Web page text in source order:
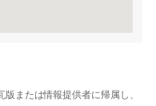
または情報提供者に帰属し、